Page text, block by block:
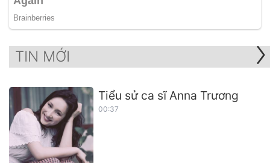
TIN MỚI
Tiểu sử ca sĩ Anna Trương
00:37